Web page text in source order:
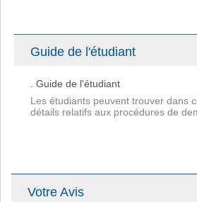
Guide de l'étudiant
. Guide de l'étudiant
Les étudiants peuvent trouver dans
détails relatifs aux procédures de
Votre Avis
Fabienne